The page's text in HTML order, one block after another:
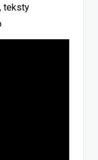
teksty